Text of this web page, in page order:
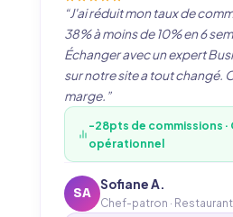
“J'ai réduit mon taux de
38% à moins de 10% en 6
Échanger avec un expert
sur notre site a tout changé.
marge.”
-28pts de commissions ·
opérationnel
SA
Sofiane A.
Chef-patron · Restaurant